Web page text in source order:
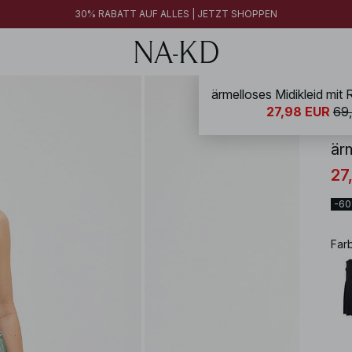
30% RABATT AUF ALLES | JETZT SHOPPEN
NA-
-
ärmelloses Midikleid mit
27,98 EUR